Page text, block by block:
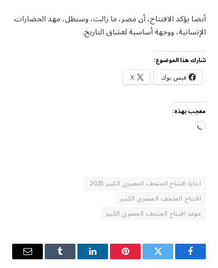
أيضا يؤكد الافتتاح، أن مصر، ما زالت، وستظل، مهد الحضارات
الإنسانية، ووجهة أساسية لعشاق التاريخ.
شارك هذا الموضوع:
فيس بوك X
معجب بهذه:
جاري
اجازة افتتاح المتحف المصري الكبير 2025
افتتاح المتحف المصري الكبير
موعد افتتاح المتحف المصري الكبير
فيسبوك تويتر بينتيريستلينكدإن Tumblr
البريد